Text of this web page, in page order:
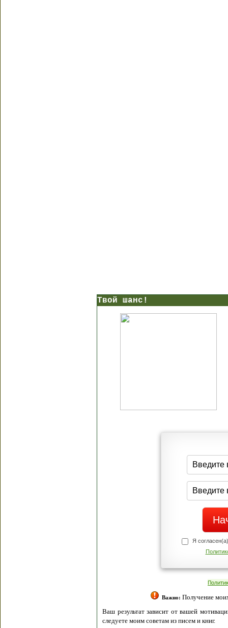
Твой шанс!
Я
Важно: Получение
Ваш результат зависит от вашей
следуете моим советам из писем и книг.